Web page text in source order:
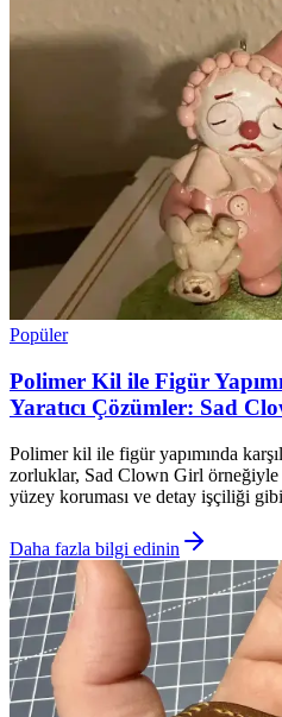
Popüler
Polimer Kil ile Figür
Yaratıcı Çözümler: Sad
Polimer kil ile figür yapımında
zorluklar, Sad Clown Girl örneğiyle
yüzey koruması ve detay işçiliği
Daha fazla bilgi edinin